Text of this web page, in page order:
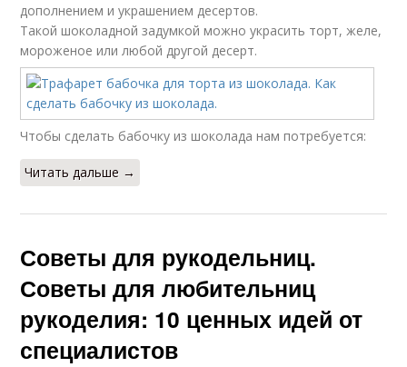
дополнением и украшением десертов.
Такой шоколадной задумкой можно украсить торт, желе,
мороженое или любой другой десерт.
Чтобы сделать бабочку из шоколада нам потребуется:
Читать дальше →
Советы для рукодельниц.
Советы для любительниц
рукоделия: 10 ценных идей от
специалистов